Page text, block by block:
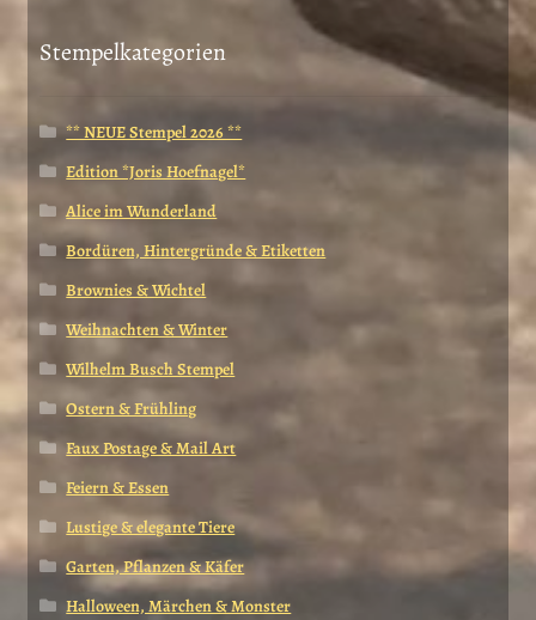
Stempelkategorien
** NEUE Stempel 2026 **
Edition *Joris Hoefnagel*
Alice im Wunderland
Bordüren, Hintergründe & Etiketten
Brownies & Wichtel
Weihnachten & Winter
Wilhelm Busch Stempel
Ostern & Frühling
Faux Postage & Mail Art
Feiern & Essen
Lustige & elegante Tiere
Garten, Pflanzen & Käfer
Halloween, Märchen & Monster